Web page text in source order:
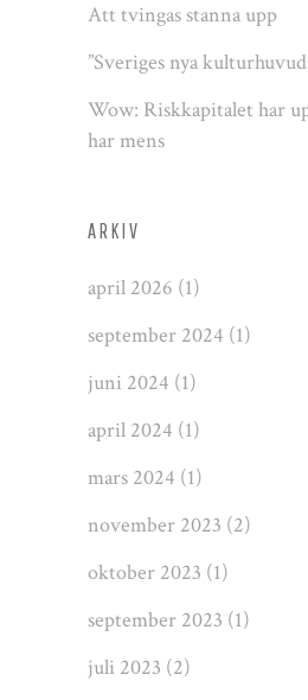
Att tvingas stanna upp
”Sveriges nya
Wow: Riskkapitalet har
har mens
ARKIV
april 2026 (1)
september 2024 (1)
juni 2024 (1)
april 2024 (1)
mars 2024 (1)
november 2023 (2)
oktober 2023 (1)
september 2023 (1)
juli 2023 (2)